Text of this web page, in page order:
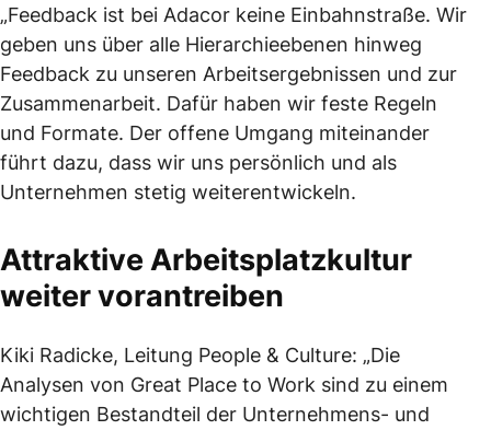
„Feedback ist bei Adacor keine Einbahnstraße. Wir
geben uns über alle Hierarchieebenen hinweg
Feedback zu unseren Arbeitsergebnissen und zur
Zusammenarbeit. Dafür haben wir feste Regeln
und Formate. Der offene Umgang miteinander
führt dazu, dass wir uns persönlich und als
Unternehmen stetig weiterentwickeln.
Attraktive Arbeitsplatzkultur
weiter vorantreiben
Kiki Radicke, Leitung People & Culture: „Die
Analysen von Great Place to Work sind zu einem
wichtigen Bestandteil der Unternehmens- und